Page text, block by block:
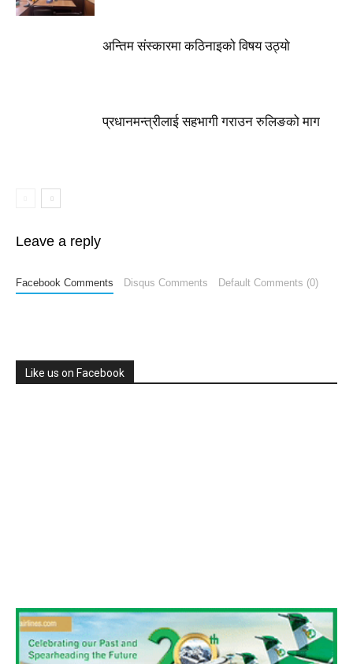
अन्तिम संस्कारमा कठिनाइको विषय उठ्याे
प्रधानमन्त्रीलाई सहभागी गराउन रुलिङको माग
Leave a reply
Facebook Comments Disqus Comments Default Comments (0)
Like us on Facebook